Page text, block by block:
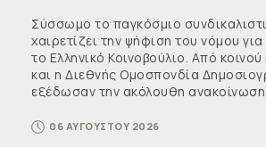
Σύσσωμο το παγκόσμιο
χαιρετίζει την ψήφιση του νόμου
το Ελληνικό Κοινοβούλιο. Από
και η Διεθνής Ομοσπονδία
εξέδωσαν την ακόλουθη
06 ΑΥΓΟΥΣΤΟΥ 2026